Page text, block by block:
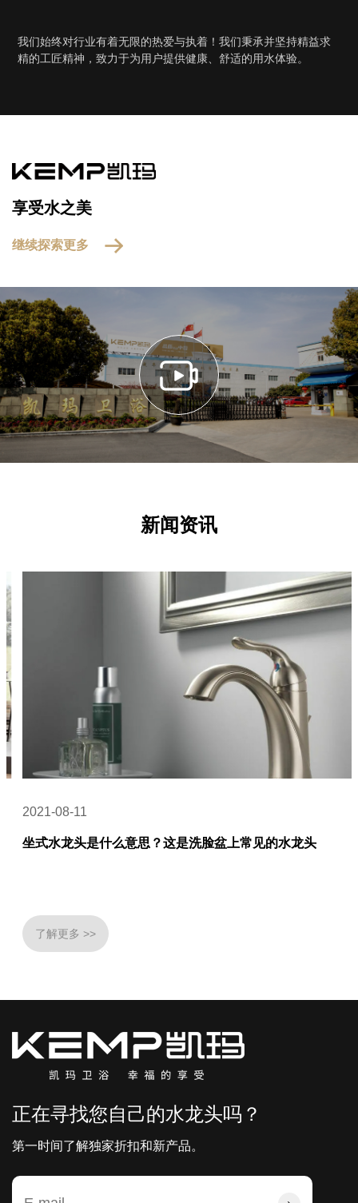
我们始终对行业有着无限的热爱与执着！我们秉承并坚持精益求
精的工匠精神，致力于为用户提供健康、舒适的用水体验。
享受水之美
继续探索更多
新闻资讯
2021-08-11
坐式水龙头是什么意思？这是洗脸盆上常见的水龙头
了解更多 >>
正在寻找您自己的水龙头吗？
第一时间了解独家折扣和新产品。